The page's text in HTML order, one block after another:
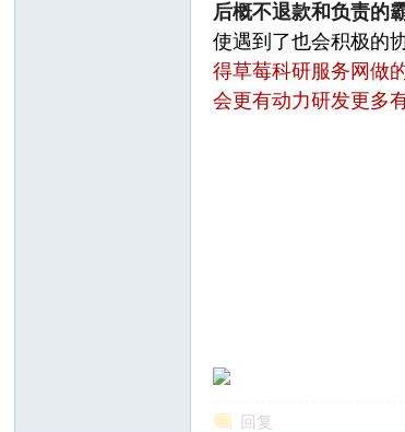
后概不退款和负责的
使遇到了也会积极的
得草莓科研服务网做
会更有动力研发更多
回复